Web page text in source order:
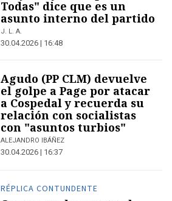
Todas" dice que es un
asunto interno del partido
J. L. A.
30.04.2026 | 16:48
Agudo (PP CLM) devuelve
el golpe a Page por atacar
a Cospedal y recuerda su
relación con socialistas
con "asuntos turbios"
ALEJANDRO IBÁÑEZ
30.04.2026 | 16:37
RÉPLICA CONTUNDENTE